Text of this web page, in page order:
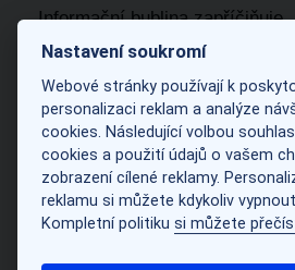
Informační bublina zapříčiňuje,
sociálních sítích vystaveni jen
určitého typu, a to podle našich
Příspěvky, které se nám na
zobrazují, jsou doporučovány
sociální sítí na základě
vyhledávání. Pakliže jsme se
dezinformaci, algoritmus to
Nastavení soukromí
Webové stránky používají k
personalizaci reklam a analýze
cookies. Následující volbou
cookies a použití údajů o vašem
zobrazení cílené reklamy.
reklamu si můžete kdykoliv
Kompletní politikusi můžete